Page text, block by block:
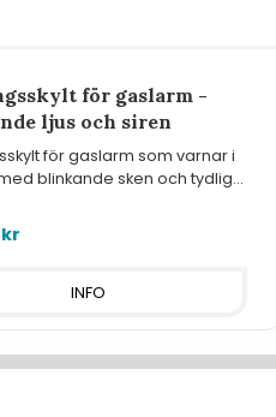
för gaslarm -
ljus och siren
för gaslarm som varnar i
blinkande sken och tydlig
kr
INFO